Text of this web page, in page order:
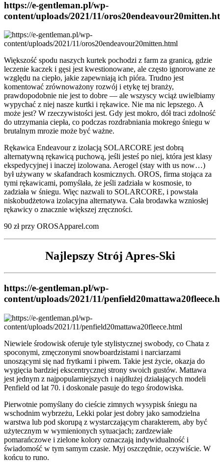
https://e-gentleman.pl/wp-
content/uploads/2021/11/
Większość spodu naszych kurtek pochodzi z farm za granicą, gdzie
leczenie kaczek i gęsi jest kwestionowane, ale często ignorowane ze
względu na ciepło, jakie zapewniają ich pióra. Trudno jest
komentować zrównoważony rozwój i etykę tej branży,
prawdopodobnie nie jest to dobre — ale wszyscy wciąż uwielbiamy
wypychać z niej nasze kurtki i rękawice. Nie ma nic lepszego. A
może jest? W rzeczywistości jest. Gdy jest mokro, dół traci zdolność
do utrzymania ciepła, co podczas rozdrabniania mokrego śniegu w
brutalnym mrozie może być ważne.
Rękawica Endeavour z izolacją SOLARCORE jest dobrą
alternatywną rękawicą puchową, jeśli jesteś po niej, która jest klasy
ekspedycyjnej i inaczej izolowana. Aerogel (stay with us now…)
był używany w skafandrach kosmicznych. OROS, firma stojąca za
tymi rękawicami, pomyślała, że jeśli zadziała w kosmosie, to
zadziała w śniegu. Więc nazwali to SOLARCORE, i powstała
niskobudżetowa izolacyjna alternatywa. Cała brodawka wzniosłej
rękawicy o znacznie większej zręczności.
90 zł przy OROSApparel.com
Najlepszy Strój Apres-Ski
https://e-gentleman.pl/wp-
content/uploads/2021/11/
Niewiele środowisk oferuje tyle stylistycznej swobody, co Chata z
spoconymi, zmęczonymi snowboardzistami i narciarzami
unoszącymi się nad frytkami i piwem. Takie jest życie, okazja do
wygięcia bardziej ekscentrycznej strony swoich gustów. Mattawa
jest jednym z najpopularniejszych i najdłużej działających modeli
Penfield od lat 70. i doskonale pasuje do tego środowiska.
Pierwotnie pomyślany do cieście zimnych wysypisk śniegu na
wschodnim wybrzeżu, Lekki polar jest dobry jako samodzielna
warstwa lub pod skorupą z wystarczającym charakterem, aby być
użytecznym w wymienionych sytuacjach; zardzewiałe
pomarańczowe i zielone kolory oznaczają indywidualność i
świadomość w tym samym czasie. Myj oszczędnie, oczywiście. W
końcu to runo.